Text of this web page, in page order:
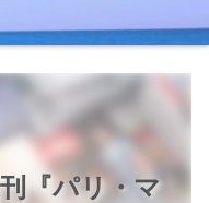
『パリ・マ